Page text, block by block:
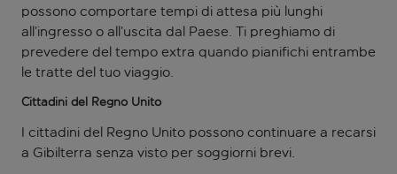
possono comportare tempi di attesa più lunghi
all’ingresso o all’uscita dal Paese. Ti preghiamo di
prevedere del tempo extra quando pianifichi entrambe
le tratte del tuo viaggio.
Cittadini del Regno Unito
I cittadini del Regno Unito possono continuare a recarsi
a Gibilterra senza visto per soggiorni brevi.